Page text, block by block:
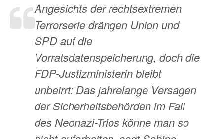
Angesichts der rechtsextremen
Terrorserie drängen Union und
SPD auf die
Vorratsdatenspeicherung, doch die
FDP-Justizministerin bleibt
unbeirrt: Das jahrelange Versagen
der Sicherheitsbehörden im Fall
des Neonazi-Trios könne man so